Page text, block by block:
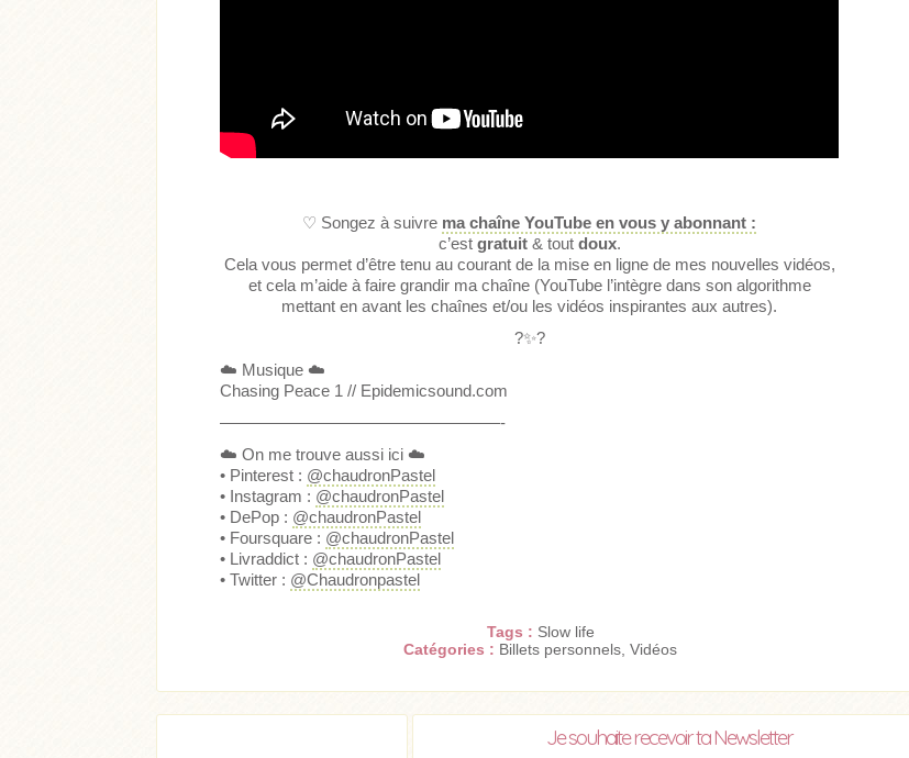
♡ Songez à suivre ma chaîne YouTube en vous y abonnant :
c’est gratuit& tout doux.
Cela vous permet d’être tenu au courant de la mise en ligne de mes nouvelles vidéos,
et cela m’aide à faire grandir ma chaîne (YouTube l’intègre dans son algorithme
mettant en avant les chaînes et/ou les vidéos inspirantes aux autres).
?✨?
☁️ Musique ☁️
Chasing Peace 1 // Epidemicsound.com
—————————————————-
☁️ On me trouve aussi ici ☁️
• Pinterest : @chaudronPastel
• Instagram : @chaudronPastel
• DePop : @chaudronPastel
• Foursquare : @chaudronPastel
• Livraddict : @chaudronPastel
• Twitter : @Chaudronpastel
Tags : Slow life
Catégories : Billets personnels ,Vidéos
Je souhaite recevoir ta Newsletter